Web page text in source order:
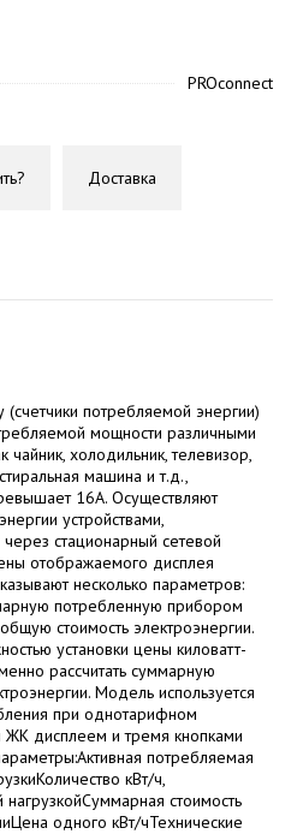
PROconnect
Доставка
потребляемой энергии)
мощности различными
чайник, холодильник, телевизор,
машина и т.д.,
16А. Осуществляют
устройствами,
стационарный сетевой
отображаемого дисплея
несколько параметров:
потребленную прибором
стоимость электроэнергии.
установки цены киловатт-
рассчитать суммарную
Модель используется
при однотарифном
ЖК дисплеем и тремя кнопками
потребляемая
кВт/ч,
стоимость
одного кВт/чТехнические